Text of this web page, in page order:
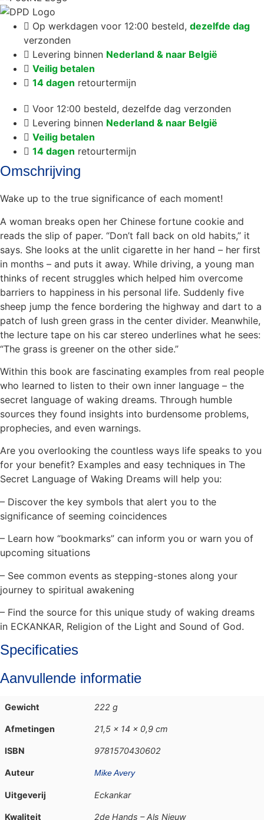
Op werkdagen voor 12:00 besteld, dezelfde dag
verzonden
Levering binnen Nederland & naar België
Veilig betalen
14 dagen retourtermijn
Voor 12:00 besteld, dezelfde dag verzonden
Levering binnen Nederland & naar België
Veilig betalen
14 dagen retourtermijn
Omschrijving
Wake up to the true significance of each moment!
A woman breaks open her Chinese fortune cookie and
reads the slip of paper. “Don’t fall back on old habits,” it
says. She looks at the unlit cigarette in her hand – her first
in months – and puts it away. While driving, a young man
thinks of recent struggles which helped him overcome
barriers to happiness in his personal life. Suddenly five
sheep jump the fence bordering the highway and dart to a
patch of lush green grass in the center divider. Meanwhile,
the lecture tape on his car stereo underlines what he sees:
“The grass is greener on the other side.”
Within this book are fascinating examples from real people
who learned to listen to their own inner language – the
secret language of waking dreams. Through humble
sources they found insights into burdensome problems,
prophecies, and even warnings.
Are you overlooking the countless ways life speaks to you
for your benefit? Examples and easy techniques in The
Secret Language of Waking Dreams will help you:
– Discover the key symbols that alert you to the
significance of seeming coincidences
– Learn how “bookmarks” can inform you or warn you of
upcoming situations
– See common events as stepping-stones along your
journey to spiritual awakening
– Find the source for this unique study of waking dreams
in ECKANKAR, Religion of the Light and Sound of God.
Specificaties
Aanvullende informatie
Gewicht 222 g
Afmetingen 21,5 × 14 × 0,9 cm
ISBN 9781570430602
Auteur Mike Avery
Uitgeverij Eckankar
Kwaliteit 2de Hands – Als Nieuw